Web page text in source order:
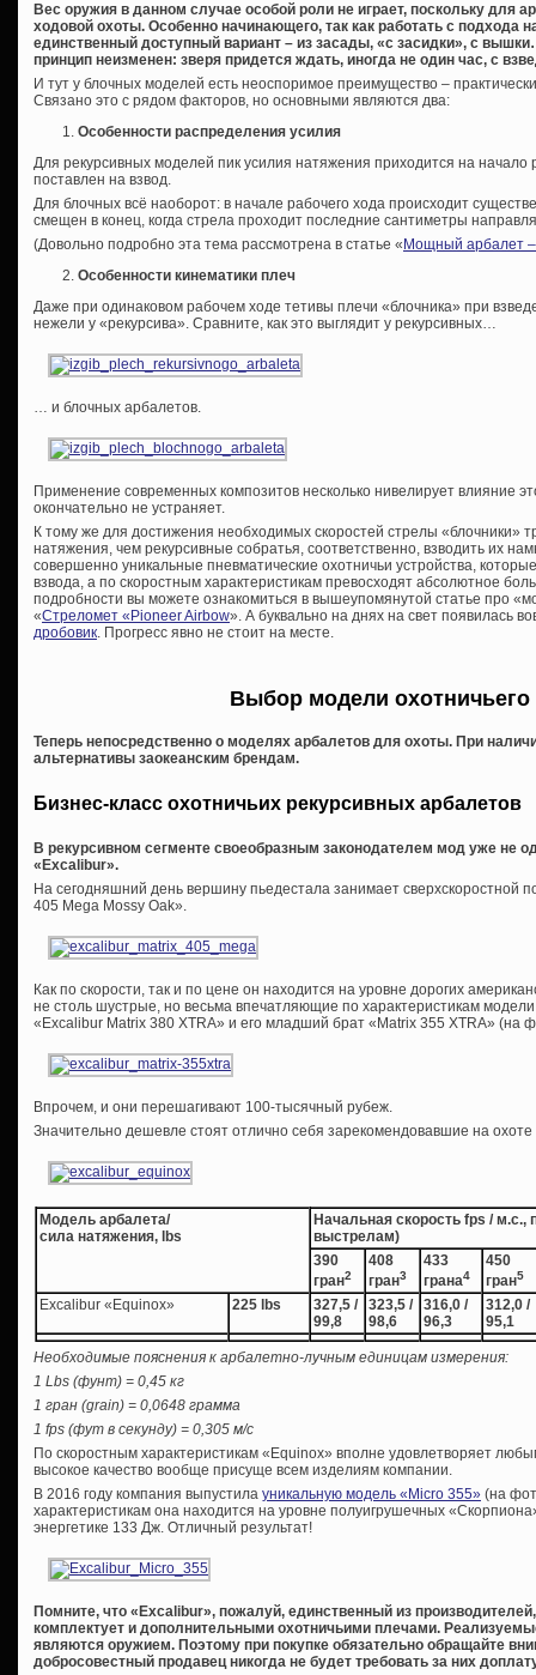
Вес оружия в данном случае особой роли не играет, поскольку для
ходовой охоты. Особенно начинающего, так как работать с подхода
единственный доступный вариант – из засады, «с засидки», с
принцип неизменен: зверя придется ждать, иногда не один час, с
И тут у блочных моделей есть неоспоримое преимущество –
Связано это с рядом факторов, но основными являются два:
Особенности распределения усилия
Для рекурсивных моделей пик усилия натяжения приходится на начало
поставлен на взвод.
Для блочных всё наоборот: в начале рабочего хода происходит
смещен в конец, когда стрела проходит последние сантиметры
(Довольно подробно эта тема рассмотрена в статье « Мощный арбалет –
Особенности кинематики плеч
Даже при одинаковом рабочем ходе тетивы плечи «блочника» при
нежели у «рекурсива». Сравните, как это выглядит у рекурсивных…
… и блочных арбалетов.
Применение современных композитов несколько нивелирует влияние
окончательно не устраняет.
К тому же для достижения необходимых скоростей стрелы «блочники»
натяжения, чем рекурсивные собратья, соответственно, взводить их
совершенно уникальные пневматические охотничьи устройства,
взвода, а по скоростным характеристикам превосходят абсолютное
подробности вы можете ознакомиться в вышеупомянутой статье про
«Стреломет «Pioneer Airbow». А буквально на днях на свет появилась
дробовик. Прогресс явно не стоит на месте.
Выбор модели охотничьего
Теперь непосредственно о моделях арбалетов для охоты. При
альтернативы заокеанским брендам.
Бизнес-класс охотничьих рекурсивных арбалетов
В рекурсивном сегменте своеобразным законодателем мод уже не
«Excalibur».
На сегодняшний день вершину пьедестала занимает сверхскоростной
405 Mega Mossy Oak».
Как по скорости, так и по цене он находится на уровне дорогих
не столь шустрые, но весьма впечатляющие по характеристикам
«Excalibur Matrix 380 XTRA» и его младший брат «Matrix 355 XTRA» (на
Впрочем, и они перешагивают 100-тысячный рубеж.
Значительно дешевле стоят отлично себя зарекомендовавшие на
Модель арбалета/
сила натяжения, lbs
Начальная скорость fps / м.с.,
выстрелам)
390
гран2
408
гран3
433
грана4
450
гран5
Excalibur «Equinox» 225 lbs
327,5 /
99,8
323,5 /
98,6
316,0 /
96,3
312,0 /
95,1
Необходимые пояснения к арбалетно-лучным единицам измерения:
1 Lbs (фунт) = 0,45 кг
1 гран (grain) = 0,0648 грамма
1 fps (фут в секунду) = 0,305 м/с
По скоростным характеристикам «Equinox» вполне удовлетворяет
высокое качество вообще присуще всем изделиям компании.
В 2016 году компания выпустила уникальную модель «Micro 355» (на
характеристикам она находится на уровне полуигрушечных
энергетике 133 Дж. Отличный результат!
Помните, что «Excalibur», пожалуй, единственный из
комплектует и дополнительными охотничьими плечами.
являются оружием. Поэтому при покупке обязательно обращайте
добросовестный продавец никогда не будет требовать за них